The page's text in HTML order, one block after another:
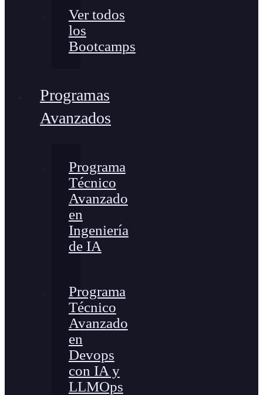
Ver todos
los
Bootcamps
Programas
Avanzados
Programa
Técnico
Avanzado
en
Ingeniería
de IA
Programa
Técnico
Avanzado
en
Devops
con IA y
LLMOps